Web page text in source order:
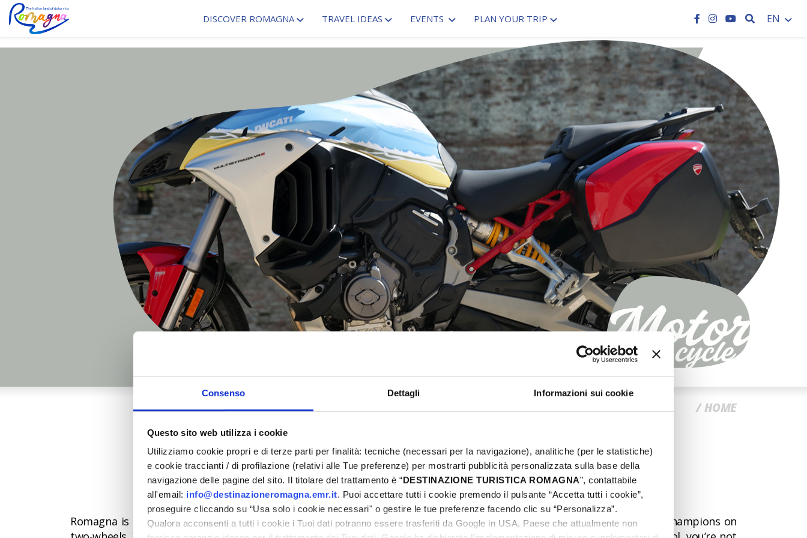
Consenso Dettagli Informazioni sui cookie
Questo sito web utilizza i cookie
Utilizziamo cookie propri e di terze parti per finalità: tecniche (necessari per la navigazione), analitiche (per le statistiche)
e cookie traccianti / di profilazione (relativi alle Tue preferenze) per mostrarti pubblicità personalizzata sulla base della
navigazione delle pagine del sito. Il titolare del trattamento è “DESTINAZIONE TURISTICA ROMAGNA”, contattabile
all'email: info@destinazioneromagna.emr.it. Puoi accettare tutti i cookie premendo il pulsante “Accetta tutti i cookie”,
proseguire cliccando su “Usa solo i cookie necessari" o gestire le tue preferenze facendo clic su “Personalizza”.
Qualora acconsenti a tutti i cookie i Tuoi dati potranno essere trasferiti da Google in USA, Paese che attualmente non
DISCOVER ROMAGNA TRAVEL IDEAS EVENTS PLAN YOUR TRIP SEARCH
EN
HOME
THE TEAMS
Discover the teams founded in these lands, where two and four wheels enjoy cult status!
Romagna is the cradle of great talents, free spirits who, with passion and determination, have become outstanding champions on